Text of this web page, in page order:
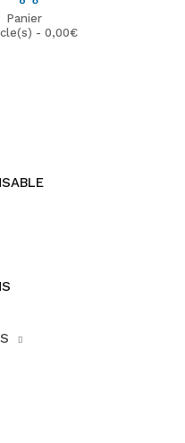
Panier
- 0,00€